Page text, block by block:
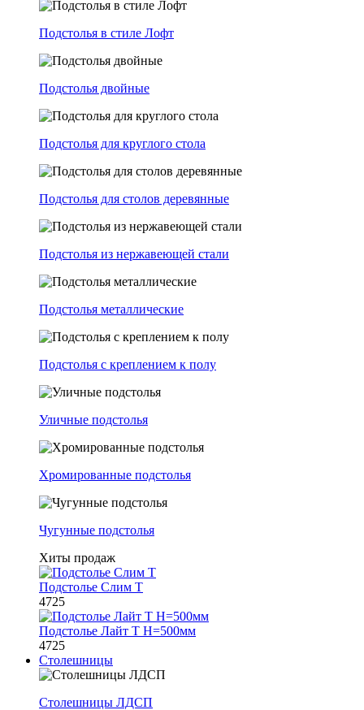
Подстолья в стиле Лофт
Подстолья двойные
Подстолья для круглого стола
Подстолья для столов деревянные
Подстолья из нержавеющей стали
Подстолья металлические
Подстолья с креплением к полу
Уличные подстолья
Хромированные подстолья
Чугунные подстолья
Хиты продаж
Подстолье Слим Т
4725
Подстолье Лайт Т H=500мм
4725
Столешницы
Столешницы ЛДСП